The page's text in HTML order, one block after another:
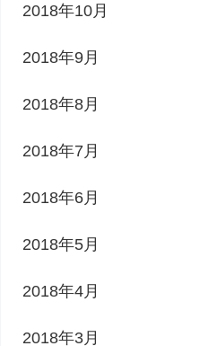
2018年10月
2018年9月
2018年8月
2018年7月
2018年6月
2018年5月
2018年4月
2018年3月